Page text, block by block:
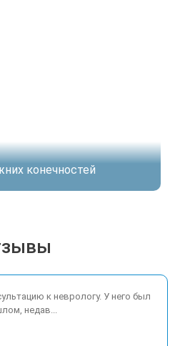
конечностей
к неврологу. У него был
недав...